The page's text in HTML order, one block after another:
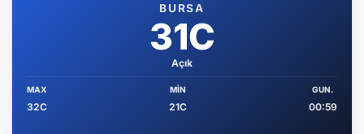
BURSA
31C
Açık
MAX
32C
MIN
21C
GUN.
00:59